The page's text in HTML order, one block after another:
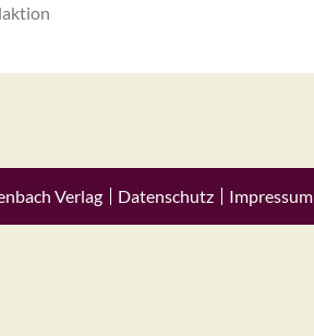
Verlag Datenschutz Impressum